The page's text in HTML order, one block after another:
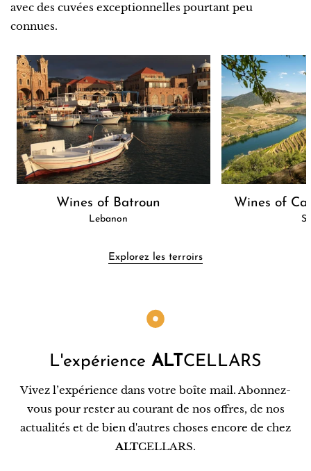
avec des cuvées exceptionnelles pourtant peu
connues.
Wines of Batroun
Lebanon
Wines of
Explorez les terroirs
L'expérience ALT CELLARS
Vivez l’expérience dans votre boîte mail. Abonnez-
vous pour rester au courant de nos offres, de nos
actualités et de bien d'autres choses encore de chez
ALTCELLARS.